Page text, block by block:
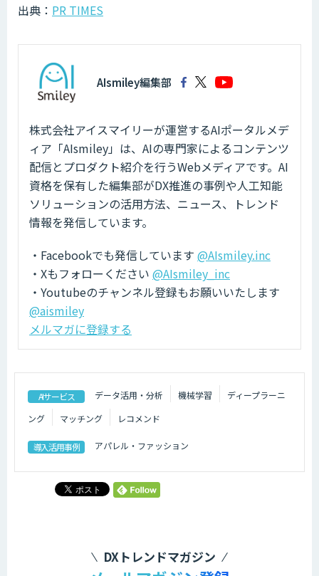
出典： PR TIMES
AIsmiley編集部
株式会社アイスマイリーが運営するAIポータルメデ
ィア「AIsmiley」は、AIの専門家によるコンテンツ
配信とプロダクト紹介を行うWebメディアです。AI
資格を保有した編集部がDX推進の事例や人工知能
ソリューションの活用方法、ニュース、トレンド
情報を発信しています。
・Facebookでも発信しています @AIsmiley.inc
・Xもフォローください @AIsmiley_inc
・Youtubeのチャンネル登録もお願いいたします
@aismiley
メルマガに登録する
AIサービス データ活用・分析 機械学習
ディープラーニ
ング
マッチング レコメンド
導入活用事例 アパレル・ファッション
DXトレンドマガジン